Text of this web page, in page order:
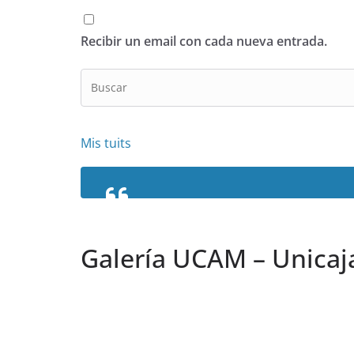
Recibir un email con cada nueva entrada.
Mis tuits
Galería UCAM –